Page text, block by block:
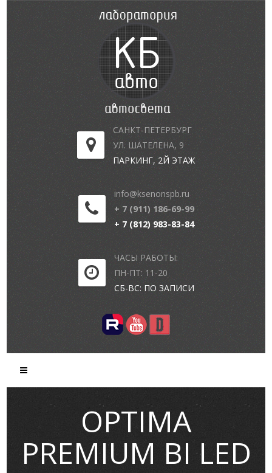
САНКТ-ПЕТЕРБУРГ
УЛ. ШАТЕЛЕНА, 9
ПАРКИНГ, 2Й ЭТАЖ
info@ksenonspb.ru
+ 7 (911) 186-69-99
+ 7 (812) 983-83-84
ЧАСЫ РАБОТЫ:
ПН-ПТ: 11-20
СБ-ВС: ПО ЗАПИСИ
OPTIMA
PREMIUM BI LED